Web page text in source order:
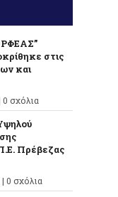
στις
και
0 σχόλια
Πρέβεζας
0 σχόλια